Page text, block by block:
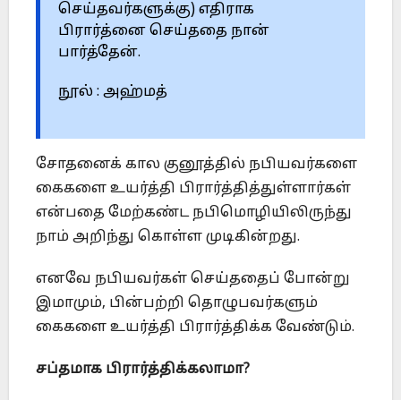
செய்தவர்களுக்கு) எதிராக
பிரார்த்னை செய்ததை நான்
பார்த்தேன்.
நூல் : அஹ்மத்
சோதனைக் கால குனூத்தில் நபியவர்களை
கைகளை உயர்த்தி பிரார்த்தித்துள்ளார்கள்
என்பதை மேற்கண்ட நபிமொழியிலிருந்து
நாம் அறிந்து கொள்ள முடிகின்றது.
எனவே நபியவர்கள் செய்ததைப் போன்று
இமாமும், பின்பற்றி தொழுபவர்களும்
கைகளை உயர்த்தி பிரார்த்திக்க வேண்டும்.
சப்தமாக பிரார்த்திக்கலாமா?